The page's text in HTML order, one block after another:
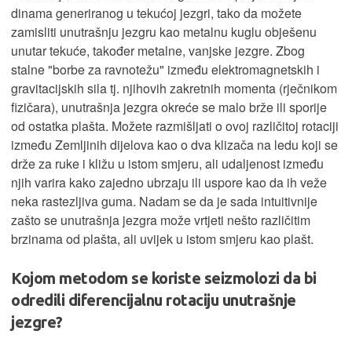
dinama generiranog u tekućoj jezgri, tako da možete
zamisliti unutrašnju jezgru kao metalnu kuglu obješenu
unutar tekuće, također metalne, vanjske jezgre. Zbog
stalne "borbe za ravnotežu" između elektromagnetskih i
gravitacijskih sila tj. njihovih zakretnih momenta (rječnikom
fizičara), unutrašnja jezgra okreće se malo brže ili sporije
od ostatka plašta. Možete razmišljati o ovoj različitoj rotaciji
između Zemljinih dijelova kao o dva klizača na ledu koji se
drže za ruke i kližu u istom smjeru, ali udaljenost između
njih varira kako zajedno ubrzaju ili uspore kao da ih veže
neka rastezljiva guma. Nadam se da je sada intuitivnije
zašto se unutrašnja jezgra može vrtjeti nešto različitim
brzinama od plašta, ali uvijek u istom smjeru kao plašt.
Kojom metodom se koriste seizmolozi da bi
odredili diferencijalnu rotaciju unutrašnje
jezgre?